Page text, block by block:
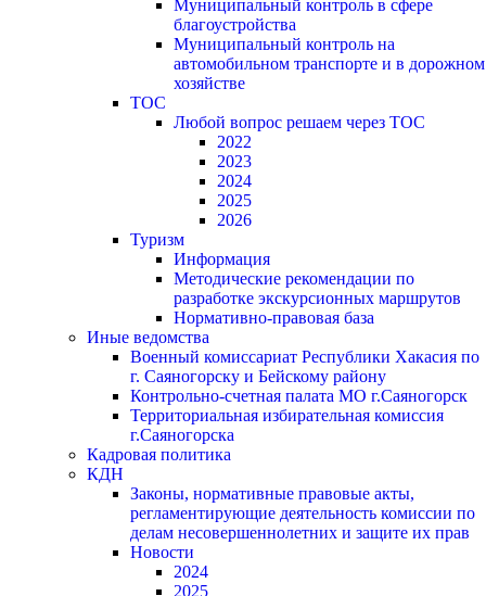
Муниципальный контроль в сфере
благоустройства
Муниципальный контроль на
автомобильном транспорте и в дорожном
хозяйстве
ТОС
Любой вопрос решаем через ТОС
2022
2023
2024
2025
2026
Туризм
Информация
Методические рекомендации по
разработке экскурсионных маршрутов
Нормативно-правовая база
Иные ведомства
Военный комиссариат Республики Хакасия по
г. Саяногорску и Бейскому району
Контрольно-счетная палата МО г.Саяногорск
Территориальная избирательная комиссия
г.Саяногорска
Кадровая политика
КДН
Законы, нормативные правовые акты,
регламентирующие деятельность комиссии по
делам несовершеннолетних и защите их прав
Новости
2024
2025